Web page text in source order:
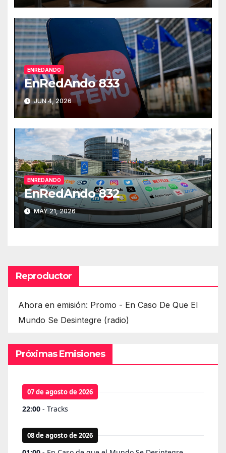
ENREDANDO
EnRedAndo 833
JUN 4, 2026
ENREDANDO
EnRedAndo 832
MAY 21, 2026
Reproductor
Ahora en emisión: Promo - En Caso De Que El
Mundo Se Desintegre (radio)
Próximas Emisiones